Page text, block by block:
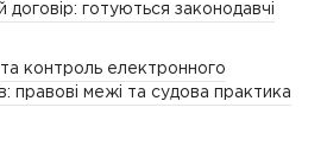
готуються законодавчі
контроль електронного
правові межі та судова практика